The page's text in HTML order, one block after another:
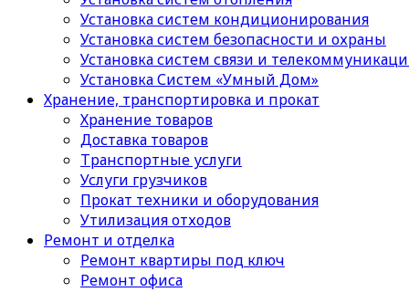
Установка систем кондиционирования
Установка систем безопасности и охраны
Установка систем связи и
Установка Систем «Умный Дом»
Хранение, транспортировка и прокат
Хранение товаров
Доставка товаров
Транспортные услуги
Услуги грузчиков
Прокат техники и оборудования
Утилизация отходов
Ремонт и отделка
Ремонт квартиры под ключ
Ремонт офиса